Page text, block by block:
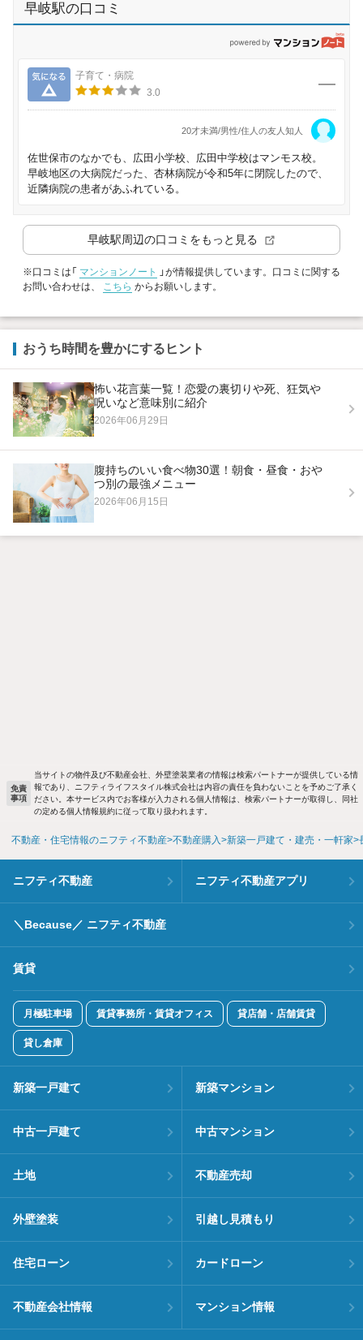
早岐駅の口コミ
気になる
子育て・病院
3.0
20才未満/男性/住人の友人知人
佐世保市のなかでも、広田小学校、広田中学校はマンモス校。
早岐地区の大病院だった、杏林病院が令和5年に閉院したので、
近隣病院の患者があふれている。
早岐駅周辺の口コミをもっと見る
※口コミは「 マンションノート
」が情報提供しています。口コミに関する
お問い合わせは、 こちら からお願いします。
おうち時間を豊かにするヒント
怖い花言葉一覧！恋愛の裏切りや死、狂気や
呪いなど意味別に紹介
2026年06月29日
腹持ちのいい食べ物30選！朝食・昼食・おや
つ別の最強メニュー
2026年06月15日
免責
事項
当サイトの物件及び不動産会社、外壁塗装業者の情報は検索パートナーが提供している情
報であり、ニフティライフスタイル株式会社は内容の責任を負わないことを予めご了承く
ださい。本サービス内でお客様が入力される個人情報は、検索パートナーが取得し、同社
の定める個人情報規約に従って取り扱われます。
不動産・住宅情報のニフティ不動産 不動産購入 新築一戸建て・建売・一軒家
ニフティ不動産 ニフティ不動産アプリ
＼Because／ ニフティ不動産
賃貸
月極駐車場 賃貸事務所・賃貸オフィス 貸店舗・店舗賃貸
貸し倉庫
新築一戸建て 新築マンション
中古一戸建て 中古マンション
土地 不動産売却
外壁塗装 引越し見積もり
住宅ローン カードローン
不動産会社情報 マンション情報